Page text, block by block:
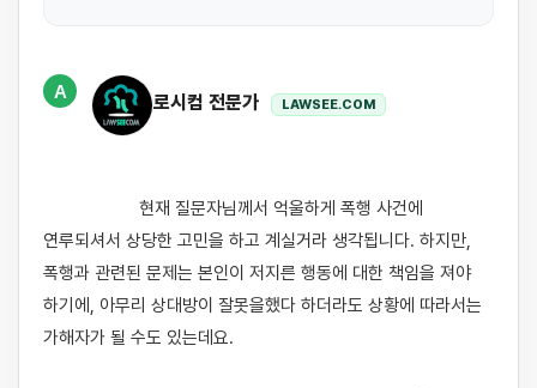
A
로시컴 전문가 LAWSEE.COM
연루되셔서 상당한 고민을 하고 계실거라 생각됩니다. 하지만,
폭행과 관련된 문제는 본인이 저지른 행동에 대한 책임을 져야
하기에, 아무리 상대방이 잘못을했다 하더라도 상황에 따라서는
가해자가 될 수도 있는데요.